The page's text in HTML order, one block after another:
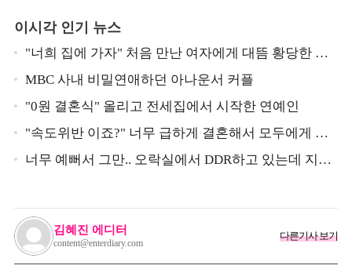
이시각 인기 뉴스
"너희 집에 가자" 처음 만난 여자에게 대뜸 황당한 요
구 했다는 MBC 아나운서
MBC 사내 비밀연애하던 아나운서 커플
"0원 결혼식" 올리고 전세집에서 시작한 연예인
"속도위반 이죠?" 너무 급하게 결혼해서 모두에게 의
심 받았던 스타
너무 예뻐서 그만.. 오락실에서 DDR하고 있는데 지나
김혜진 에디터
content@enterdiary.com
다른기사 보기